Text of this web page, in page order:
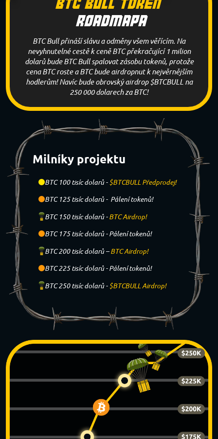
BTC Bull Token
Roadmapa
BTC Bull přináší slávu a odměny všem věřícím. Na
nevyhnutelné cestě k ceně BTC překračující 1 milion
dolarů bude BTC Bull spalovat zásobu tokenů, protože
cena BTC roste a BTC bude airdropnut k nejvěrnějším
hodlerům! Navíc bude obrovský airdrop $BTCBULL na
250 000 dolarech za BTC!
Milníky projektu
BTC 100 tisíc dolarů -$BTCBULL Předprodej!
BTC 125 tisíc dolarů - Pálení tokenů!
BTC 150 tisíc dolarů -BTC Airdrop!
BTC 175 tisíc dolarů -Pálení tokenů!
BTC 200 tisíc dolarů –BTC Airdrop!
BTC 225 tisíc dolarů -Pálení tokenů!
BTC 250 tisíc dolarů -$BTCBULL Airdrop!